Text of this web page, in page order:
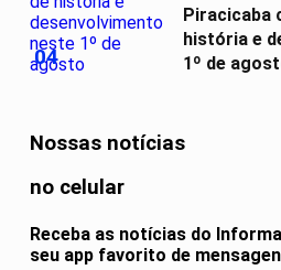
04
Piracicaba
história e
1º de
Nossas notícias
no celular
Receba as notícias do
seu app favorito de